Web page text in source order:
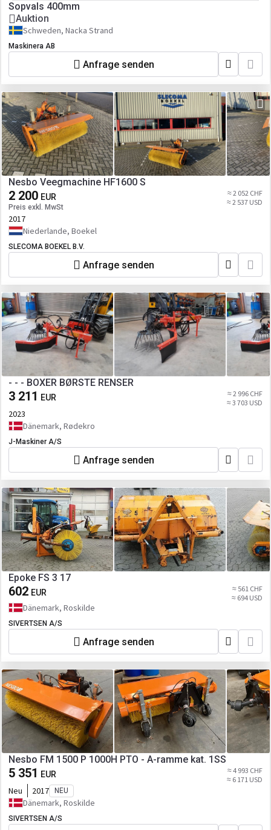
Sopvals 400mm
Auktion
Schweden, Nacka Strand
Maskinera AB
Anfrage senden
Nesbo Veegmachine HF1600 S
2 200 EUR
Preis exkl. MwSt
≈ 2 052 CHF
≈ 2 537 USD
2017
Niederlande, Boekel
SLECOMA BOEKEL B.V.
Anfrage senden
- - - BOXER BØRSTE RENSER
3 211 EUR
≈ 2 996 CHF
≈ 3 703 USD
2023
Dänemark, Rødekro
J-Maskiner A/S
Anfrage senden
Epoke FS 3 17
602 EUR
≈ 561 CHF
≈ 694 USD
Dänemark, Roskilde
SIVERTSEN A/S
Anfrage senden
Nesbo FM 1500 P 1000H PTO - A-ramme kat. 1SS
5 351 EUR
≈ 4 993 CHF
≈ 6 171 USD
Neu 2017 NEU
Dänemark, Roskilde
SIVERTSEN A/S